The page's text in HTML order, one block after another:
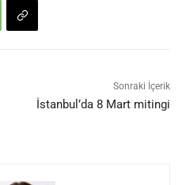
Sonraki İçerik
İstanbul’da 8 Mart mitingi